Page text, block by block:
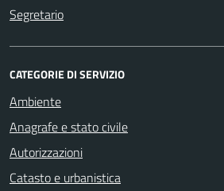
Segretario
CATEGORIE DI SERVIZIO
Ambiente
Anagrafe e stato civile
Autorizzazioni
Catasto e urbanistica